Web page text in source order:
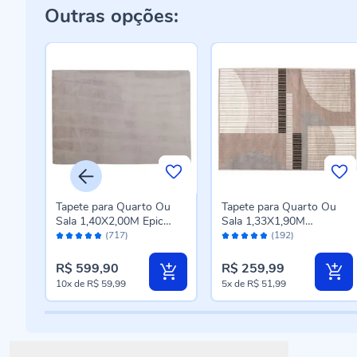
Outras opções:
Avaliação: (717)
Tapete para Quarto Ou
Sala 1,40X2,00M Epic
Havan Casa - Cinza Novo
R$ 599,90
10xde R$ 59,99
Avaliação: (192)
Tapete para Quarto Ou
Sala 1,33X1,90M
Renaissance Havan Casa
R$ 259,99
5xde R$ 51,99